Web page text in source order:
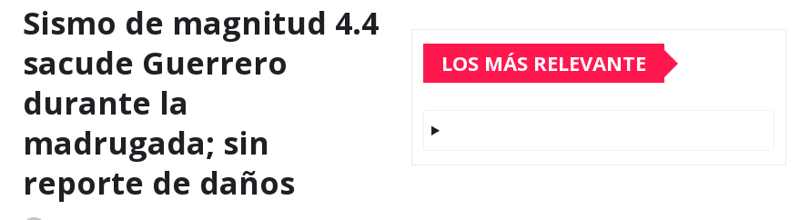
Sismo de magnitud 4.4
sacude Guerrero
durante la
madrugada; sin
reporte de daños
LOS MÁS RELEVANTE